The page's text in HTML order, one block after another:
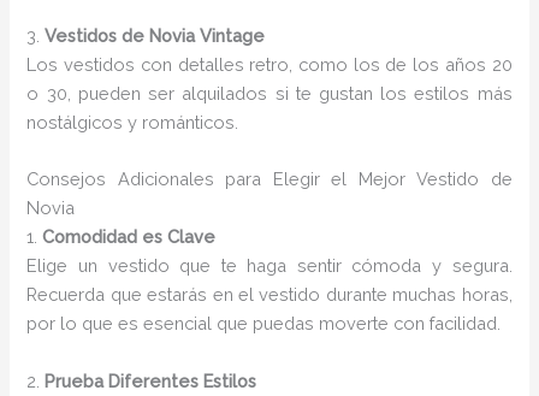
3.Vestidos de Novia Vintage
Los vestidos con detalles retro, como los de los años 20
o 30, pueden ser alquilados si te gustan los estilos más
nostálgicos y románticos.
Consejos Adicionales para Elegir el Mejor Vestido de
Novia
1.Comodidad es Clave
Elige un vestido que te haga sentir cómoda y segura.
Recuerda que estarás en el vestido durante muchas horas,
por lo que es esencial que puedas moverte con facilidad.
2. Prueba Diferentes Estilos